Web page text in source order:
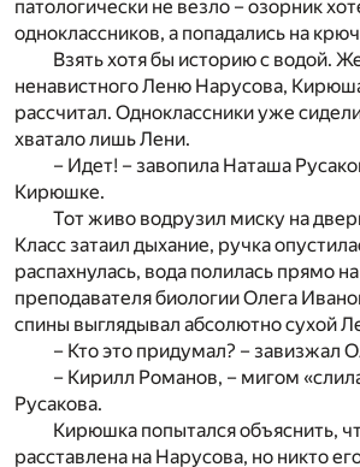
патологически не везло – озорник
одноклассников, а попадались на
Взять хотя бы историю с водой.
ненавистного Леню Нарусова,
рассчитал. Одноклассники уже
хватало лишь Лени.
– Идет! – завопила Наташа
Кирюшке.
Тот живо водрузил миску на
Класс затаил дыхание, ручка
распахнулась, вода полилась прямо
преподавателя биологии Олега
спины выглядывал абсолютно сухой
– Кто это придумал? – завизжал
– Кирилл Романов, – мигом
Русакова.
Кирюшка попытался объяснить,
расставлена на Нарусова, но никто